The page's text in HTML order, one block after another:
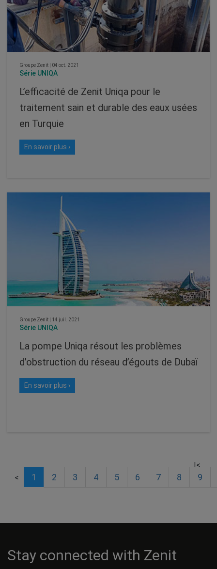
Groupe Zenit 04 oct. 2021
Série UNIQA
L’efficacité de Zenit Uniqa pour le
traitement sain et durable des eaux usées
en Turquie
En savoir plus ›
Groupe Zenit 14 juil. 2021
Série UNIQA
La pompe Uniqa résout les problèmes
d’obstruction du réseau d’égouts de Dubaï
En savoir plus ›
|<
<
1 2 3 4 5 6 7 8 9
Stay connected with Zenit